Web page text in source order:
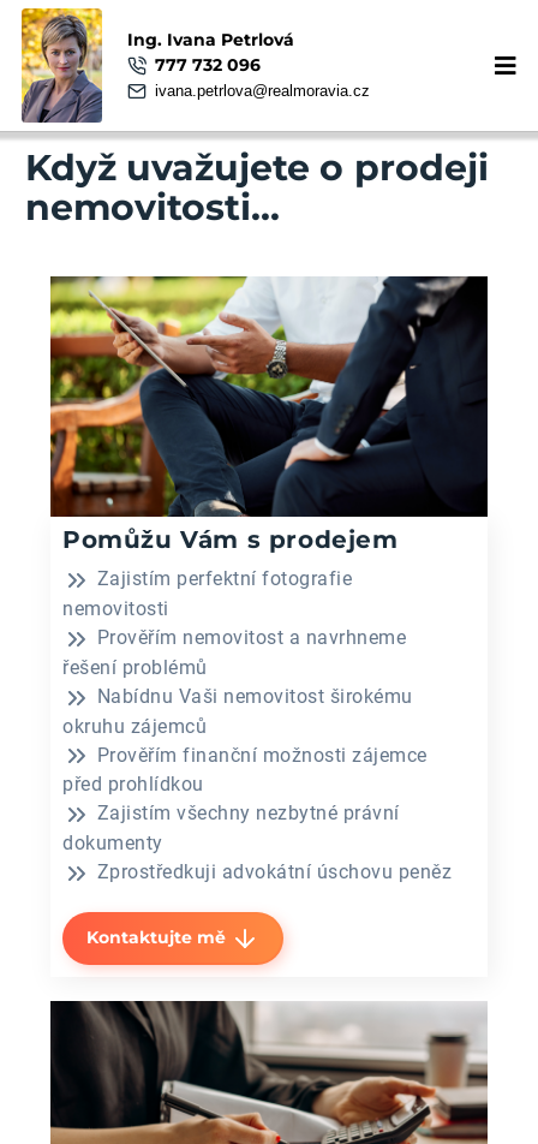
Ing. Ivana Petrlová
777 732 096
ivana.petrlova@realmoravia.cz
Když uvažujete o prodeji
nemovitosti...
Pomůžu Vám s prodejem
Zajistím perfektní fotografie
nemovitosti
Prověřím nemovitost a navrhneme
řešení problémů
Nabídnu Vaši nemovitost širokému
okruhu zájemců
Prověřím finanční možnosti zájemce
před prohlídkou
Zajistím všechny nezbytné právní
dokumenty
Zprostředkuji advokátní úschovu peněz
Kontaktujte mě